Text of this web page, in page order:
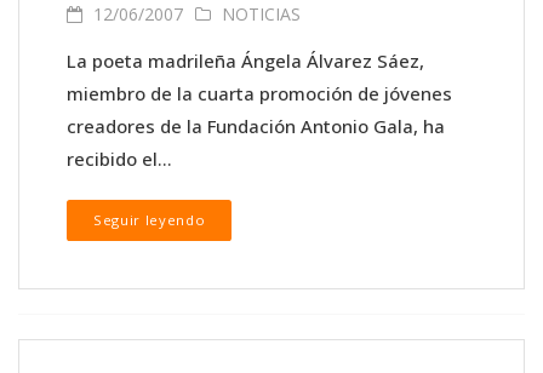
12/06/2007 NOTICIAS
La poeta madrileña Ángela Álvarez Sáez,
miembro de la cuarta promoción de jóvenes
creadores de la Fundación Antonio Gala, ha
recibido el...
Seguir leyendo